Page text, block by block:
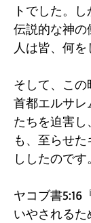
トでした。
伝説的な神の
人は皆、何を
そして、この
首都エルサレ
たちを迫害
も、至らせ
ししたのです。
ヤコブ書5:16
いやされるた